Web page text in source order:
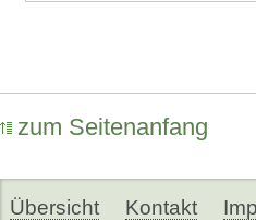
zum Seitenanfang
Übersicht Kontakt